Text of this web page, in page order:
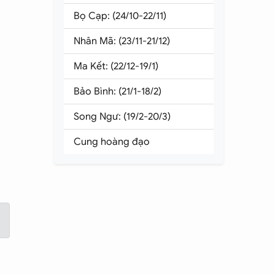
Bọ Cạp: (24/10-22/11)
Nhân Mã: (23/11-21/12)
Ma Kết: (22/12-19/1)
Bảo Bình: (21/1-18/2)
Song Ngư: (19/2-20/3)
Cung hoàng đạo